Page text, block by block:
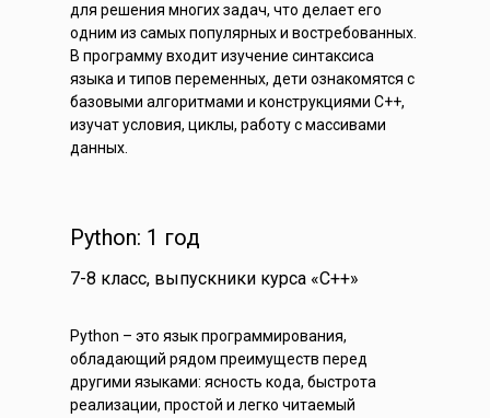
для решения многих задач, что делает его
одним из самых популярных и востребованных.
В программу входит изучение синтаксиса
языка и типов переменных, дети ознакомятся с
базовыми алгоритмами и конструкциями C++,
изучат условия, циклы, работу с массивами
данных.
Python – это язык программирования,
обладающий рядом преимуществ перед
другими языками: ясность кода, быстрота
реализации, простой и легко читаемый
7-8 класс, выпускники курса «С++»
Python: 1 год